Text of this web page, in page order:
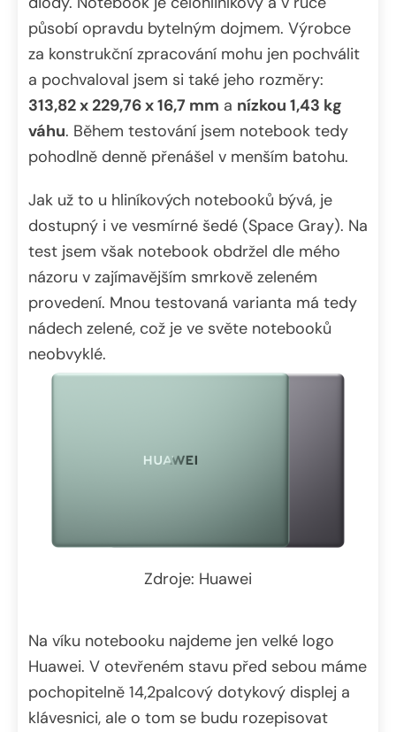
působí opravdu bytelným dojmem. Výrobce
za konstrukční zpracování mohu jen pochválit
a pochvaloval jsem si také jeho rozměry:
313,82 x 229,76 x 16,7 mm a nízkou 1,43 kg
váhu. Během testování jsem notebook tedy
pohodlně denně přenášel v menším batohu.
Jak už to u hliníkových notebooků bývá, je
dostupný i ve vesmírné šedé (Space Gray). Na
test jsem však notebook obdržel dle mého
názoru v zajímavějším smrkově zeleném
provedení. Mnou testovaná varianta má tedy
nádech zelené, což je ve světe notebooků
neobvyklé.
Zdroje: Huawei
Na víku notebooku najdeme jen velké logo
Huawei. V otevřeném stavu před sebou máme
pochopitelně 14,2palcový dotykový displej a
klávesnici, ale o tom se budu rozepisovat